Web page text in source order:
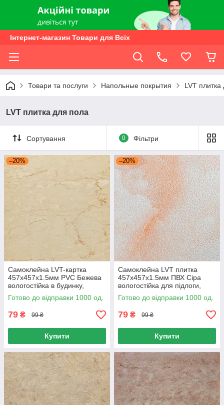
Інтернет-магазин Товари для Всіх
Товари та послуги Напольные покрытия LVT
LVT плитка для пола
Сортування 0 Фільтри
–20%
Самоклейна LVT-картка
457х457х1.5мм PVC Бежева
вологостійка в будинку,
Вінілова плитка 1.5 мм для
підлоги
Готово до відправки 1000 од.
79 ₴ 99 ₴
Купити
–20%
Самоклейна LVT плитка
457х457х1.5мм ПВХ Сіра
вологостійка для підлоги,
ПВХ плитка 457х457 Сірий
зносостійка
Готово до відправки 1000 од.
79 ₴ 99 ₴
Купити